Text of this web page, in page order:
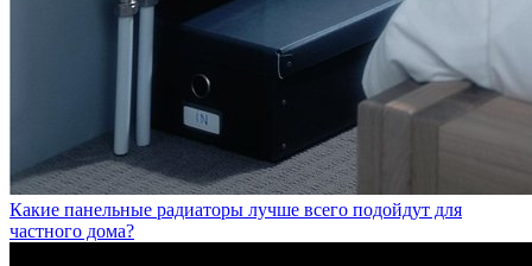
Какие панельные радиаторы лучше всего подойдут для
частного дома?